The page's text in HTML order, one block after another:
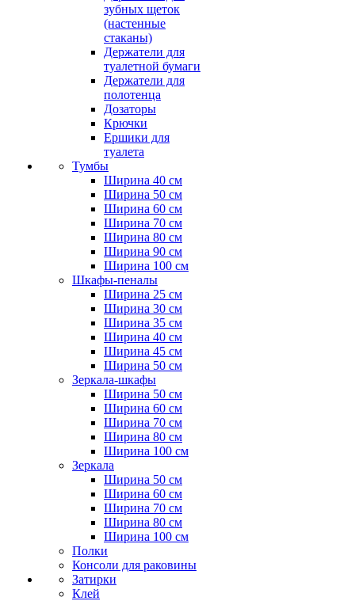
зубных щеток
(настенные
стаканы)
Держатели для
туалетной бумаги
Держатели для
полотенца
Дозаторы
Крючки
Ершики для
туалета
Тумбы
Ширина 40 см
Ширина 50 см
Ширина 60 см
Ширина 70 см
Ширина 80 см
Ширина 90 см
Ширина 100 см
Шкафы-пеналы
Ширина 25 см
Ширина 30 см
Ширина 35 см
Ширина 40 см
Ширина 45 см
Ширина 50 см
Зеркала-шкафы
Ширина 50 см
Ширина 60 см
Ширина 70 см
Ширина 80 см
Ширина 100 см
Зеркала
Ширина 50 см
Ширина 60 см
Ширина 70 см
Ширина 80 см
Ширина 100 см
Полки
Консоли для раковины
Затирки
Клей